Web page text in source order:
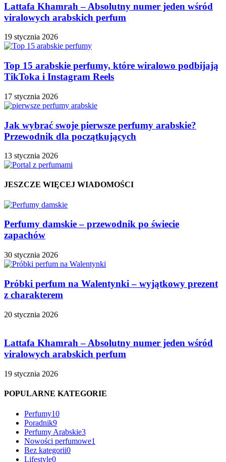
Lattafa Khamrah – Absolutny numer jeden wśród
viralowych arabskich perfum
19 stycznia 2026
Top 15 arabskie perfumy, które wiralowo podbijają
TikToka i Instagram Reels
17 stycznia 2026
Jak wybrać swoje pierwsze perfumy arabskie?
Przewodnik dla początkujących
13 stycznia 2026
JESZCZE WIĘCEJ WIADOMOŚCI
Perfumy damskie – przewodnik po świecie
zapachów
30 stycznia 2026
Próbki perfum na Walentynki – wyjątkowy prezent
z charakterem
20 stycznia 2026
Lattafa Khamrah – Absolutny numer jeden wśród
viralowych arabskich perfum
19 stycznia 2026
POPULARNE KATEGORIE
Perfumy10
Poradnik9
Perfumy Arabskie3
Nowości perfumowe1
Bez kategorii0
Lifestyle0